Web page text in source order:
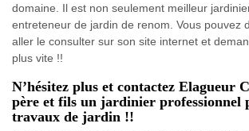
domaine. Il est non seulement meilleur
entreteneur de jardin de renom. Vous pouvez
aller le consulter sur son site internet et
plus vite !!
N’hésitez plus et contactez Elagueur
père et fils un jardinier professionnel
travaux de jardin !!